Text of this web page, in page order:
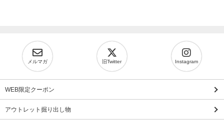
メルマガ 旧Twitter Instagram
WEB限定クーポン
アウトレット掘り出し物